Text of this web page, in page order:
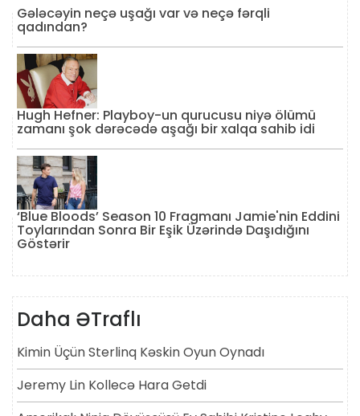
Gələcəyin neçə uşağı var və neçə fərqli
qadından?
Hugh Hefner: Playboy-un qurucusu niyə ölümü
zamanı şok dərəcədə aşağı bir xalqa sahib idi
‘Blue Bloods’ Season 10 Fragmanı Jamie'nin Eddini
Toylarından Sonra Bir Eşik Üzərində Daşıdığını
Göstərir
Daha ƏTraflı
Kimin Üçün Sterlinq Kəskin Oyun Oynadı
Jeremy Lin Kollecə Hara Getdi